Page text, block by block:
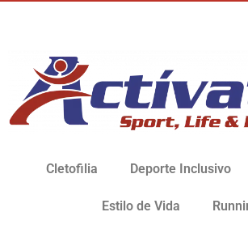
Cletofilia Deporte Inclusivo
Estilo de Vida